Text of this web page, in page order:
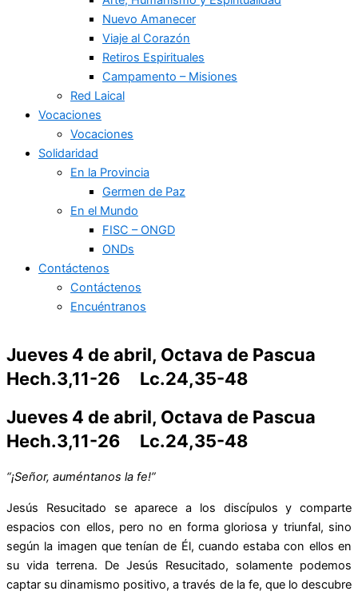
Nuevo Amanecer
Viaje al Corazón
Retiros Espirituales
Campamento – Misiones
Red Laical
Vocaciones
Vocaciones
Solidaridad
En la Provincia
Germen de Paz
En el Mundo
FISC – ONGD
ONDs
Contáctenos
Contáctenos
Encuéntranos
Jueves 4 de abril, Octava de Pascua
Hech.3,11-26 Lc.24,35-48
Jueves 4 de abril, Octava de Pascua
Hech.3,11-26 Lc.24,35-48
“¡Señor, auméntanos la fe!”
Jesús Resucitado se aparece a los discípulos y comparte
espacios con ellos, pero no en forma gloriosa y triunfal, sino
según la imagen que tenían de Él, cuando estaba con ellos en
su vida terrena. De Jesús Resucitado, solamente podemos
captar su dinamismo positivo, a través de la fe, que lo descubre